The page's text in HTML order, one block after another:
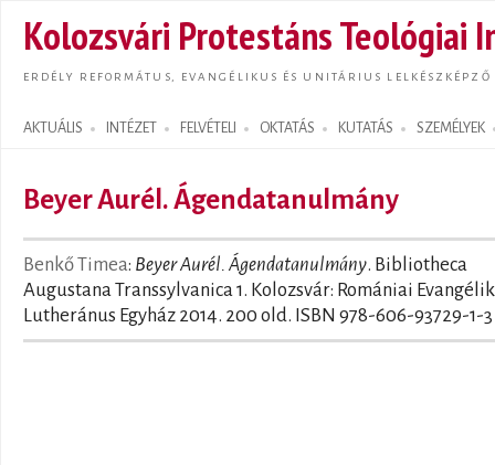
Kolozsvári Protestáns Teológiai
ERDÉLY REFORMÁTUS, EVANGÉLIKUS ÉS UNITÁRIUS LELKÉSZKÉPZŐ
AKTUÁLIS INTÉZET FELVÉTELI OKTATÁS KUTATÁS SZEMÉLYEK
Search form
Beyer Aurél. Ágendatanulmány
Benkő Timea: Beyer Aurél. Ágendatanulmány. Bibliotheca
Augustana Transsylvanica 1. Kolozsvár: Romániai
Lutheránus Egyház 2014. 200 old. ISBN 978-606-93729-1-3